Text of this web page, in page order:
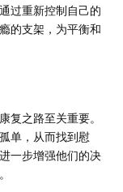
过重新控制自己的
的支架，为平衡和
复之路至关重要。
单，从而找到慰
一步增强他们的决